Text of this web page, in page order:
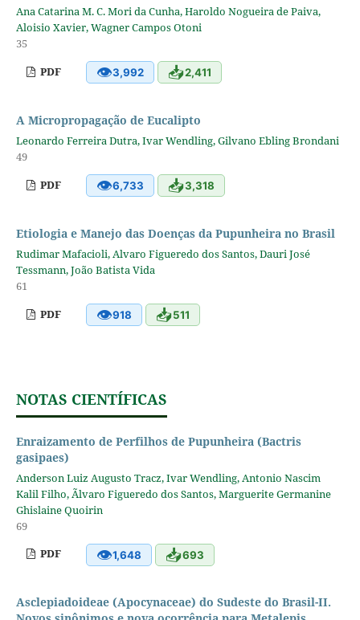
Ana Catarina M. C. Mori da Cunha, Haroldo Nogueira de Paiva,
Aloisio Xavier, Wagner Campos Otoni
35
PDF
👁3,992 📥2,411
A Micropropagação de Eucalipto
Leonardo Ferreira Dutra, Ivar Wendling, Gilvano Ebling Brondani
49
PDF
👁6,733 📥3,318
Etiologia e Manejo das Doenças da Pupunheira no Brasil
Rudimar Mafacioli, Alvaro Figueredo dos Santos, Dauri José
Tessmann, João Batista Vida
61
PDF
👁918 📥511
NOTAS CIENTÍFICAS
Enraizamento de Perfilhos de Pupunheira (Bactris
gasipaes)
Anderson Luiz Augusto Tracz, Ivar Wendling, Antonio Nascim
Kalil Filho, Ãlvaro Figueredo dos Santos, Marguerite Germanine
Ghislaine Quoirin
69
PDF
👁1,648 📥693
Asclepiadoideae (Apocynaceae) do Sudeste do Brasil-II.